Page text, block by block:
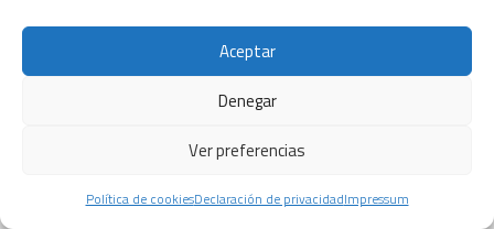
Aceptar
Denegar
Ver preferencias
Política de cookiesDeclaración de privacidadImpressum